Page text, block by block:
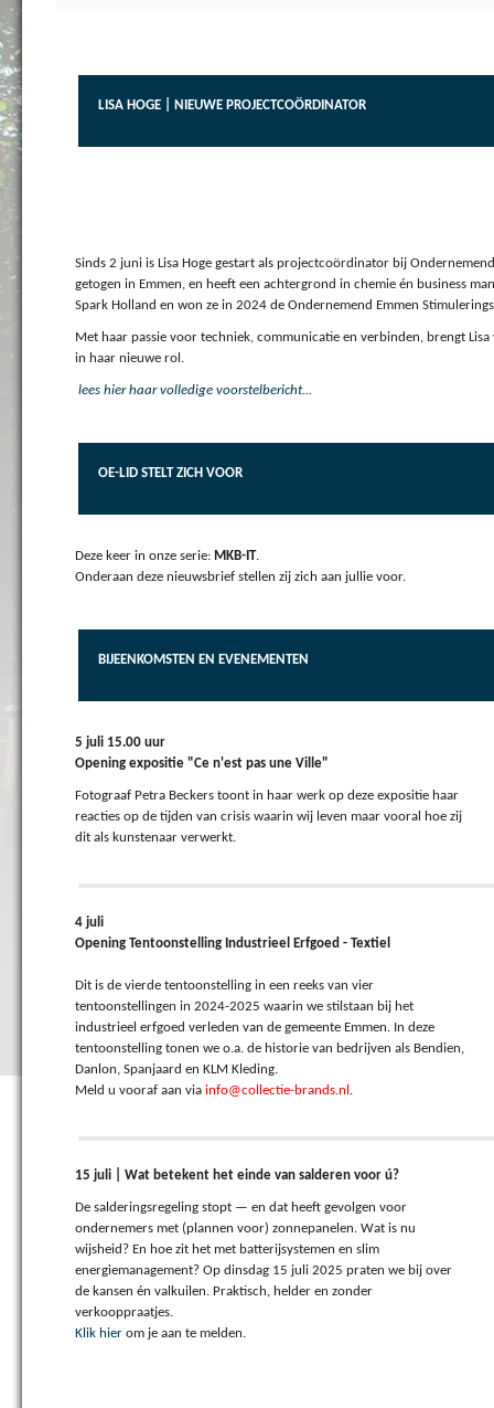
LISA HOGE | NIEUWE PROJECTCOÖRDINATOR
Sinds 2 juni is Lisa Hoge gestart als projectcoördinator bij
getogen in Emmen, en heeft een achtergrond in chemie én business
Spark Holland en won ze in 2024 de Ondernemend Emmen
Met haar passie voor techniek, communicatie en verbinden, brengt Lisa
in haar nieuwe rol.
lees hier haar volledige voorstelbericht...
OE-LID STELT ZICH VOOR
Deze keer in onze serie: MKB-IT.
Onderaan deze nieuwsbrief stellen zij zich aan jullie voor.
BIJEENKOMSTEN EN EVENEMENTEN
5 juli 15.00 uur
Opening expositie "Ce n'est pas une Ville"
Fotograaf Petra Beckers toont in haar werk op deze expositie haar
reacties op de tijden van crisis waarin wij leven maar vooral hoe zij
dit als kunstenaar verwerkt.
4 juli
Opening Tentoonstelling Industrieel Erfgoed - Textiel
Dit is de vierde tentoonstelling in een reeks van vier
tentoonstellingen in 2024-2025 waarin we stilstaan bij het
industrieel erfgoed verleden van de gemeente Emmen. In deze
tentoonstelling tonen we o.a. de historie van bedrijven als Bendien,
Danlon, Spanjaard en KLM Kleding.
Meld u vooraf aan via info@collectie-brands.nl .
15 juli | Wat betekent het einde van salderen voor ú?
De salderingsregeling stopt — en dat heeft gevolgen voor
ondernemers met (plannen voor) zonnepanelen. Wat is nu
wijsheid? En hoe zit het met batterijsystemen en slim
energiemanagement? Op dinsdag 15 juli 2025 praten we bij over
de kansen én valkuilen. Praktisch, helder en zonder
verkooppraatjes.
Klik hier om je aan te melden.